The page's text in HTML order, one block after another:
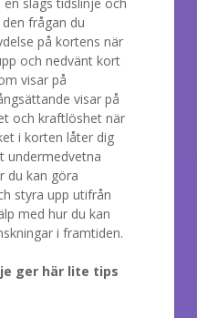
frågan du
på kortens när
och nedvänt kort
visar på
visar på
och kraftlöshet när
i korten låter dig
undermedvetna
du kan göra
styra upp utifrån
med hur du kan
i framtiden.
ger här lite tips